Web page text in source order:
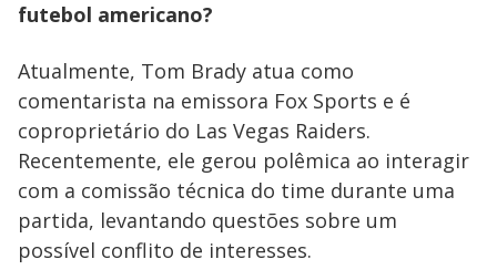
futebol americano?
Atualmente, Tom Brady atua como
comentarista na emissora Fox Sports e é
coproprietário do Las Vegas Raiders.
Recentemente, ele gerou polêmica ao interagir
com a comissão técnica do time durante uma
partida, levantando questões sobre um
possível conflito de interesses.